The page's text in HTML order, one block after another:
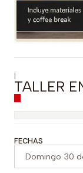
|
TALLER
FECHAS
Domingo 30